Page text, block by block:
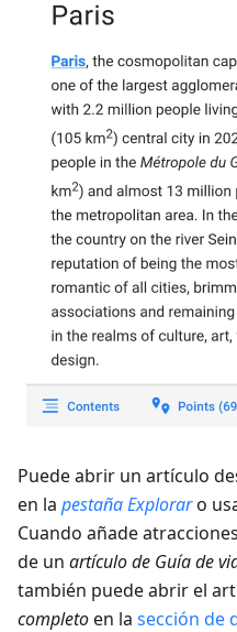
Puede abrir un artículo
en la pestaña Exploraro
Cuando añade
de un artículo de Guía de
también puede abrir el
completoen la sección de